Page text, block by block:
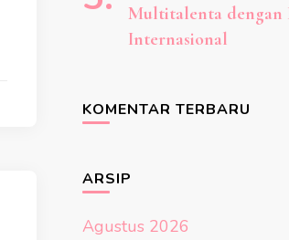
Multitalenta dengan
Internasional
KOMENTAR TERBARU
ARSIP
Agustus 2026